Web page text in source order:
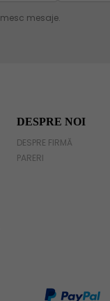
DESPRE NOI
DESPRE FIRMĂ
PARERI